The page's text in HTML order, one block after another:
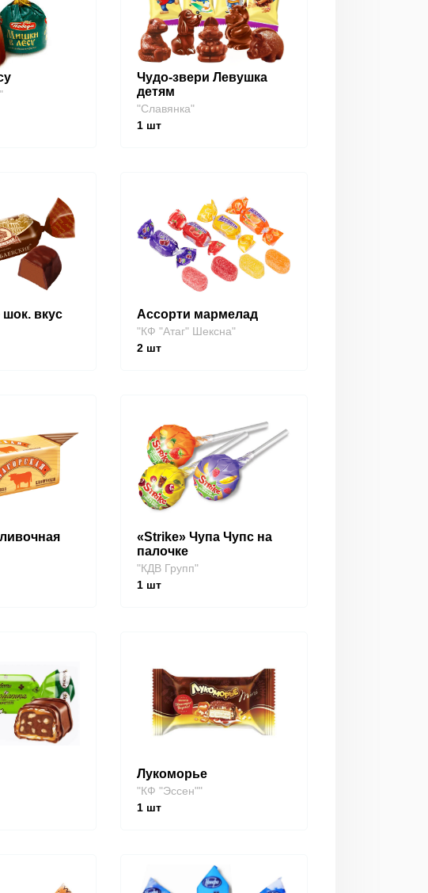
Чудо-звери Левушка
детям
"Славянка"
1шт
шок. вкус Ассорти мармелад
"КФ "Атаг" Шексна"
2шт
«Strike» Чупа Чупс на
палочке
"КДВ Групп"
1шт
Лукоморье
"КФ "Эссен""
1шт